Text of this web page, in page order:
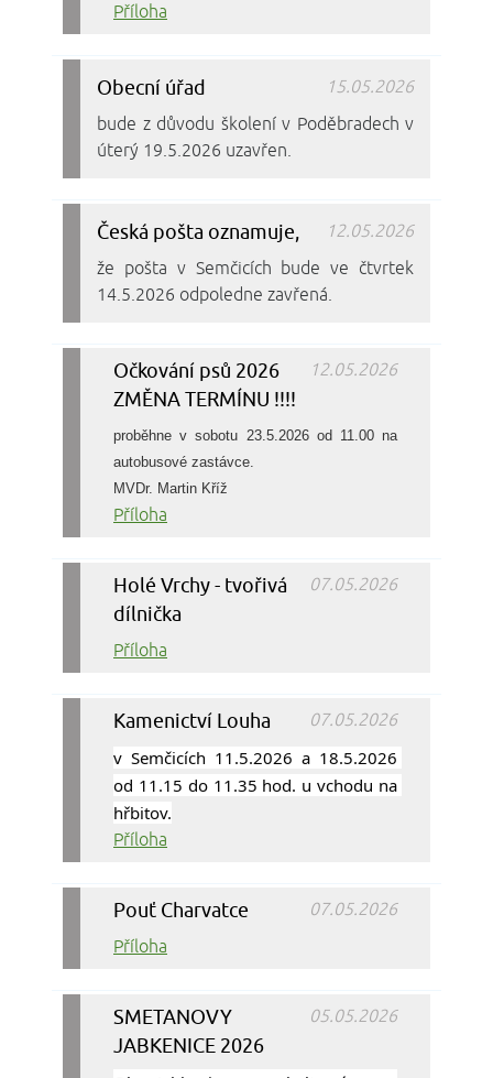
Příloha
15.05.2026
Obecní úřad
bude z důvodu školení v Poděbradech v
úterý 19.5.2026 uzavřen.
12.05.2026
Česká pošta oznamuje,
že pošta v Semčicích bude ve čtvrtek
14.5.2026 odpoledne zavřená.
12.05.2026
Očkování psů 2026
ZMĚNA TERMÍNU !!!!
proběhne v sobotu 23.5.2026 od 11.00 na
autobusové zastávce.
MVDr. Martin Kříž
Příloha
07.05.2026
Holé Vrchy - tvořivá
dílnička
Příloha
07.05.2026
Kamenictví Louha
v Semčicích 11.5.2026 a 18.5.2026
od 11.15 do 11.35 hod. u vchodu na
hřbitov.
Příloha
07.05.2026
Pouť Charvatce
Příloha
05.05.2026
SMETANOVY
JABKENICE 2026